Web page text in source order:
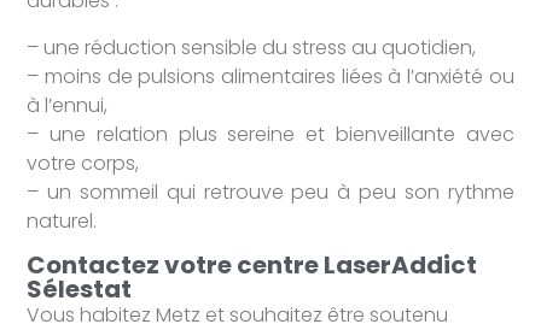
– une réduction sensible du stress au quotidien,
– moins de pulsions alimentaires liées à l’anxiété ou
à l’ennui,
– une relation plus sereine et bienveillante avec
votre corps,
– un sommeil qui retrouve peu à peu son rythme
naturel.
Contactez votre centre LaserAddict
Sélestat
Vous habitez Metz et souhaitez être soutenu